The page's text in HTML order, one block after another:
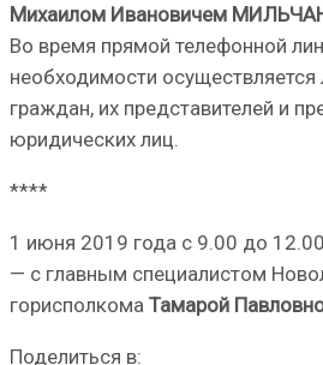
Михаилом Ивановичем
Во время прямой телефонной
необходимости
граждан, их представителей и
юридических лиц.
****
1 июня 2019 года с 9.00 до
— с главным специалистом
горисполкома Тамарой
Поделиться в: